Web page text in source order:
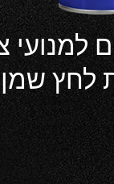
לחץ שמן